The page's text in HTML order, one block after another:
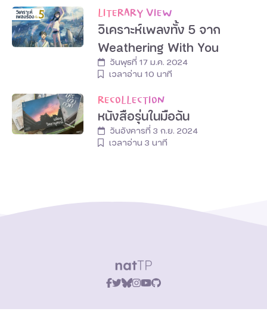
LITERARY VIEW
วิเคราะห์เพลงทั้ง 5 จาก
Weathering With You
วันพุธที่ 17 ม.ค. 2024
เวลาอ่าน10 นาที
RECOLLECTION
หนังสือรุ่นในมือฉัน
วันอังคารที่ 3 ก.ย. 2024
เวลาอ่าน3 นาที